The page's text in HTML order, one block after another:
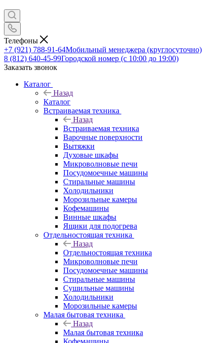
Телефоны
+7 (921) 788-91-64Мобильный менеджера (круглосуточно)
8 (812) 640-45-99Городской номер (с 10:00 до 19:00)
Заказать звонок
Каталог
Назад
Каталог
Встраиваемая техника
Назад
Встраиваемая техника
Варочные поверхности
Вытяжки
Духовые шкафы
Микроволновые печи
Посудомоечные машины
Стиральные машины
Холодильники
Морозильные камеры
Кофемашины
Винные шкафы
Ящики для подогрева
Отдельностоящая техника
Назад
Отдельностоящая техника
Микроволновые печи
Посудомоечные машины
Стиральные машины
Сушильные машины
Холодильники
Морозильные камеры
Малая бытовая техника
Назад
Малая бытовая техника
Кофемашины